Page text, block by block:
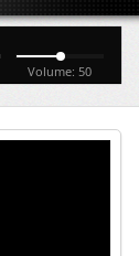
Volume: 50